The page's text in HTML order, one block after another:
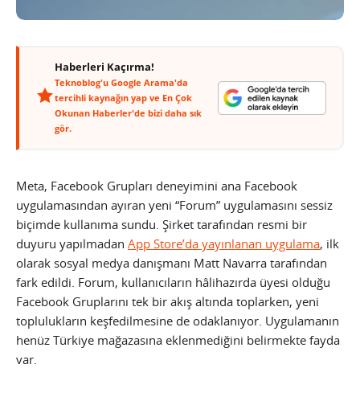
Haberleri Kaçırma!
Teknoblog'u Google Arama'da
tercihli kaynağın yap ve En Çok
Okunan Haberler'de bizi daha sık
gör.
Meta, Facebook Grupları deneyimini ana Facebook
uygulamasından ayıran yeni “Forum” uygulamasını sessiz
biçimde kullanıma sundu. Şirket tarafından resmi bir
duyuru yapılmadan App Store’da yayınlanan uygulama, ilk
olarak sosyal medya danışmanı Matt Navarra tarafından
fark edildi. Forum, kullanıcıların hâlihazırda üyesi olduğu
Facebook Gruplarını tek bir akış altında toplarken, yeni
toplulukların keşfedilmesine de odaklanıyor. Uygulamanın
henüz Türkiye mağazasına eklenmediğini belirmekte fayda
var.